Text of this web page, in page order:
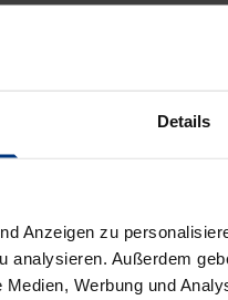
Details
Anzeigen zu
analysieren. Außerdem
Werbung und
cost notice